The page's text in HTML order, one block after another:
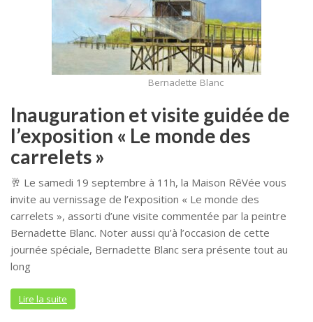
Bernadette Blanc
Inauguration et visite guidée de
l’exposition « Le monde des
carrelets »
🥂 Le samedi 19 septembre à 11h, la Maison RêVée vous
invite au vernissage de l’exposition « Le monde des
carrelets », assorti d’une visite commentée par la peintre
Bernadette Blanc. Noter aussi qu’à l’occasion de cette
journée spéciale, Bernadette Blanc sera présente tout au
long
Lire la suite